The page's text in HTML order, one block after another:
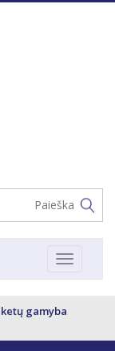
Toggle
gamyba